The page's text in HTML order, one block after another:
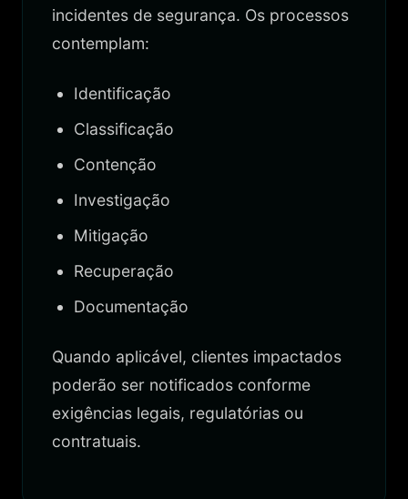
incidentes de segurança. Os processos
contemplam:
Identificação
Classificação
Contenção
Investigação
Mitigação
Recuperação
Documentação
Quando aplicável, clientes impactados
poderão ser notificados conforme
exigências legais, regulatórias ou
contratuais.